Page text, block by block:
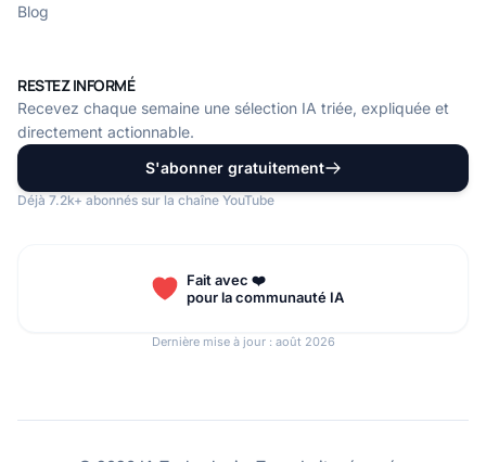
Blog
RESTEZ INFORMÉ
Recevez chaque semaine une sélection IA triée, expliquée et
directement actionnable.
S'abonner gratuitement
Déjà 7.2k+ abonnés sur la chaîne YouTube
Fait avec ❤️
pour la communauté IA
Dernière mise à jour : août 2026